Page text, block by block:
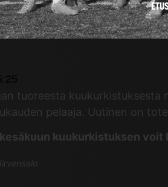
tuoreesta
pelaaja. Uutinen on
kuukurkistuksen voit